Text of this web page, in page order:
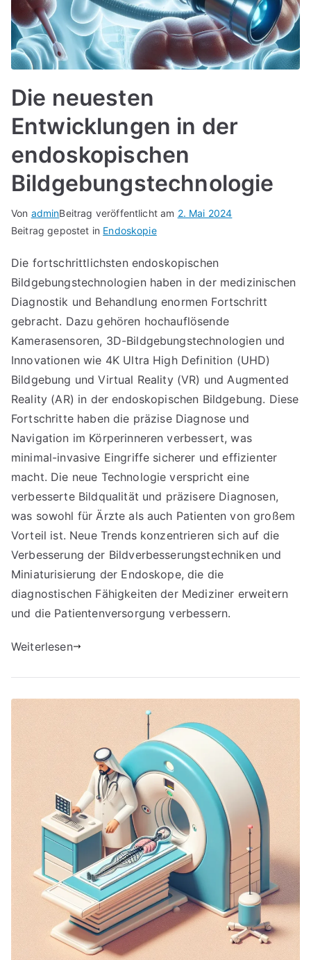
Die neuesten
Entwicklungen in der
endoskopischen
Bildgebungstechnologie
Von adminBeitrag veröffentlicht am 2. Mai 2024
Beitrag gepostet in Endoskopie
Die fortschrittlichsten endoskopischen
Bildgebungstechnologien haben in der medizinischen
Diagnostik und Behandlung enormen Fortschritt
gebracht. Dazu gehören hochauflösende
Kamerasensoren, 3D-Bildgebungstechnologien und
Innovationen wie 4K Ultra High Definition (UHD)
Bildgebung und Virtual Reality (VR) und Augmented
Reality (AR) in der endoskopischen Bildgebung. Diese
Fortschritte haben die präzise Diagnose und
Navigation im Körperinneren verbessert, was
minimal-invasive Eingriffe sicherer und effizienter
macht. Die neue Technologie verspricht eine
verbesserte Bildqualität und präzisere Diagnosen,
was sowohl für Ärzte als auch Patienten von großem
Vorteil ist. Neue Trends konzentrieren sich auf die
Verbesserung der Bildverbesserungstechniken und
Miniaturisierung der Endoskope, die die
diagnostischen Fähigkeiten der Mediziner erweitern
und die Patientenversorgung verbessern.
Weiterlesen